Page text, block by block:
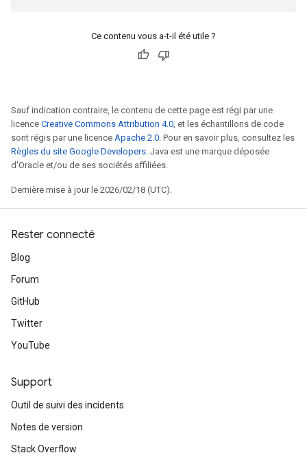
Ce contenu vous a-t-il été utile ?
Sauf indication contraire, le contenu de cette page est régi par une
licence Creative Commons Attribution 4.0, et les échantillons de code
sont régis par une licence Apache 2.0. Pour en savoir plus, consultez les
Règles du site Google Developers. Java est une marque déposée
d'Oracle et/ou de ses sociétés affiliées.
Dernière mise à jour le 2026/02/18 (UTC).
Rester connecté
Blog
Forum
GitHub
Twitter
YouTube
Support
Outil de suivi des incidents
Notes de version
Stack Overflow